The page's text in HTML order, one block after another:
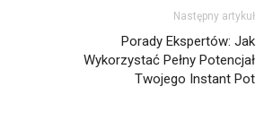
Następny artykuł
Porady Ekspertów: Jak
Wykorzystać Pełny Potencjał
Twojego Instant Pot